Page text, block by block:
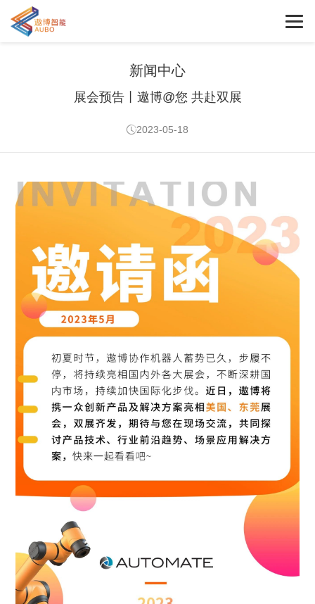
新闻中心
展会预告丨遨博@您 共赴双展
2023-05-18